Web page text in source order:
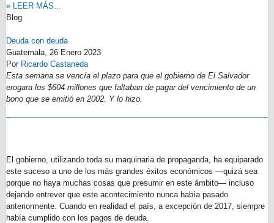
» LEER MÁS...
Blog
Deuda con deuda
Guatemala, 26 Enero 2023
Por Ricardo Castaneda
Esta semana se vencía el plazo para que el gobierno de El Salvador
erogara los $604 millones que faltaban de pagar del vencimiento de un
bono que se emitió en 2002. Y lo hizo.
El gobierno, utilizando toda su maquinaria de propaganda, ha equiparado
este suceso a uno de los más grandes éxitos económicos —quizá sea
porque no haya muchas cosas que presumir en este ámbito— incluso
dejando entrever que este acontecimiento nunca había pasado
anteriormente. Cuando en realidad el país, a excepción de 2017, siempre
había cumplido con los pagos de deuda.